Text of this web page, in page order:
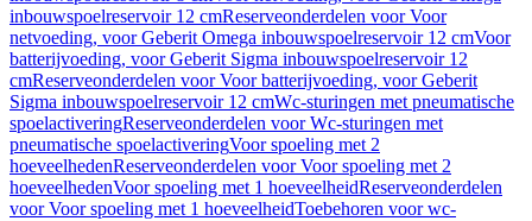
inbouwspoelreservoir 12 cmReserveonderdelen voor Voor
netvoeding, voor Geberit Omega inbouwspoelreservoir 12 cmVoor
batterijvoeding, voor Geberit Sigma inbouwspoelreservoir 12
cmReserveonderdelen voor Voor batterijvoeding, voor Geberit
Sigma inbouwspoelreservoir 12 cmWc-sturingen met pneumatische
spoelactiveringReserveonderdelen voor Wc-sturingen met
pneumatische spoelactiveringVoor spoeling met 2
hoeveelhedenReserveonderdelen voor Voor spoeling met 2
hoeveelhedenVoor spoeling met 1 hoeveelheidReserveonderdelen
voor Voor spoeling met 1 hoeveelheidToebehoren voor wc-